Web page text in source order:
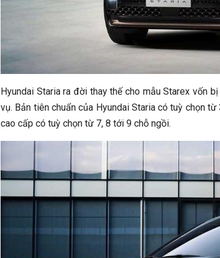
Hyundai Staria ra đời thay thế cho mẫu Starex vốn
vụ. Bản tiên chuẩn của Hyundai Staria có tuỳ chọn
cao cấp có tuỳ chọn từ 7, 8 tới 9 chỗ ngồi.